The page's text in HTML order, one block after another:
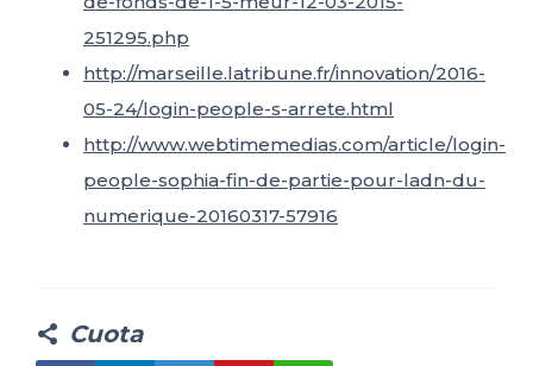
251295.php
http://marseille.latribune.fr/innovation/2016-
05-24/login-people-s-arrete.html
http://www.webtimemedias.com/article/login-
people-sophia-fin-de-partie-pour-ladn-du-
numerique-20160317-57916
Cuota